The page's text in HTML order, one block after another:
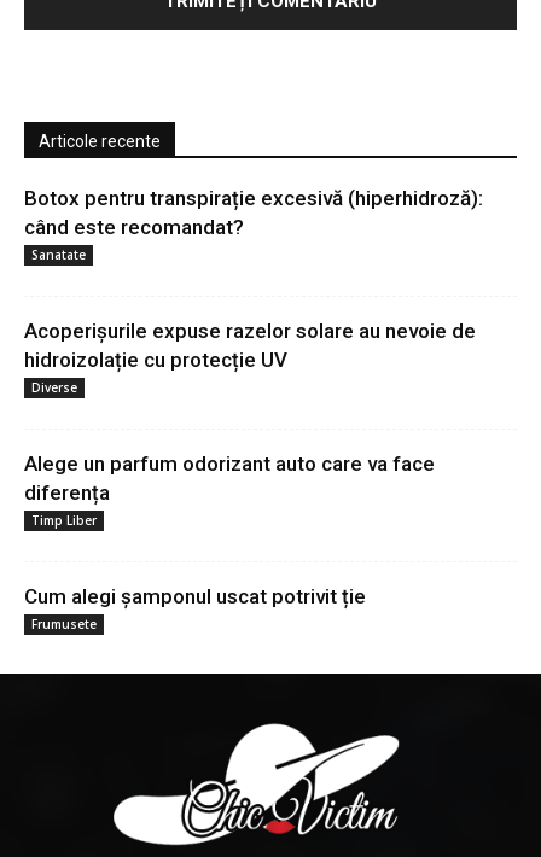
Articole recente
Botox pentru transpirație excesivă (hiperhidroză):
când este recomandat?
Sanatate
Acoperișurile expuse razelor solare au nevoie de
hidroizolație cu protecție UV
Diverse
Alege un parfum odorizant auto care va face
diferența
Timp Liber
Cum alegi șamponul uscat potrivit ție
Frumusete